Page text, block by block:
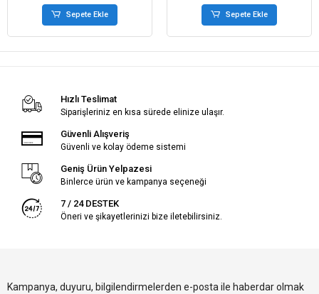
Sepete Ekle Sepete Ekle
Hızlı Teslimat
Siparişleriniz en kısa sürede elinize ulaşır.
Güvenli Alışveriş
Güvenli ve kolay ödeme sistemi
Geniş Ürün Yelpazesi
Binlerce ürün ve kampanya seçeneği
7 / 24 DESTEK
Öneri ve şikayetlerinizi bize iletebilirsiniz.
Kampanya, duyuru, bilgilendirmelerden e-posta ile haberdar olmak